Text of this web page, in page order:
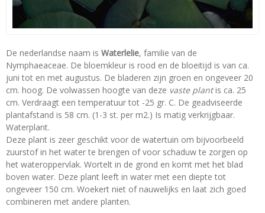
De nederlandse naam is Waterlelie, familie van de
Nymphaeaceae. De bloemkleur is rood en de bloeitijd is van ca.
juni tot en met augustus. De bladeren zijn groen en ongeveer 20
cm. hoog. De volwassen hoogte van deze vaste plantis ca. 25
cm. Verdraagt een temperatuur tot -25 gr. C. De geadviseerde
plantafstand is 58 cm. (1-3 st. per m2.) Is matig verkrijgbaar.
Waterplant.
Deze plant is zeer geschikt voor de watertuin om bijvoorbeeld
zuurstof in het water te brengen of voor schaduw te zorgen op
het wateroppervlak. Wortelt in de grond en komt met het blad
boven water. Deze plant leeft in water met een diepte tot
ongeveer 150 cm. Woekert niet of nauwelijks en laat zich goed
combineren met andere planten.